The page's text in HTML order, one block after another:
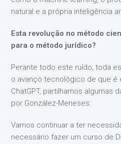
natural e a própria inteligência
Esta revolução no método
para o método jurídico?
Perante todo este ruído, toda
o avanço tecnológico de que é
ChatGPT, partilhamos algumas
por González-Meneses:
Vamos continuar a ter
necessário fazer um curso de